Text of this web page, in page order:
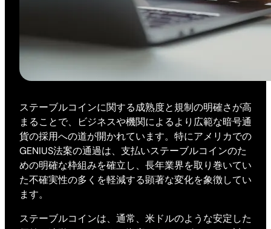
ステーブルコインに関する成熟度と規制の明確さが高
まることで、ビジネスや機関によるより広範な暗号通
貨の採用への道が開かれています。特にアメリカでの
GENIUS法案の通過は、支払いステーブルコインのた
めの明確な枠組みを確立し、長年業界を取り巻いてい
た不確実性の多くを軽減する顕著な変化を象徴してい
ます。
ステーブルコインは、通常、米ドルのような安定した